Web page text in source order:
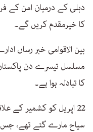
دہلی کے درمیان امن کے
کا خیرمقدم کریں گے۔
بین الاقوامی خبر رساں
مسلسل تیسرے دن پاکستان
کا تبادلہ ہوا ہے۔
سیاح مارے گئے تھے، جس